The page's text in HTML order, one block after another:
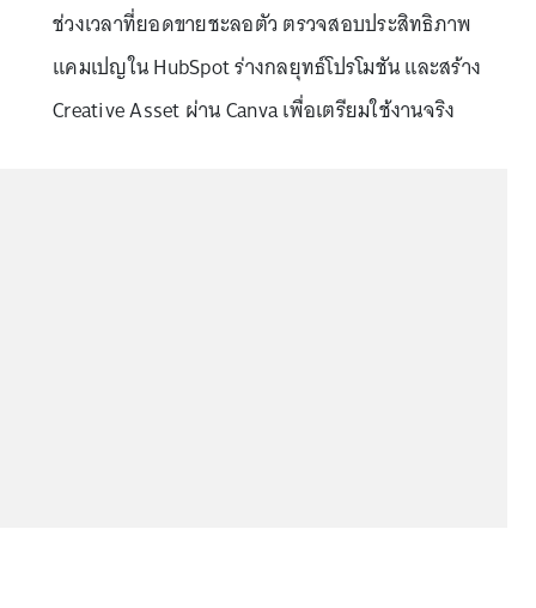
ช่วงเวลาที่ยอดขายชะลอตัว ตรวจสอบประสิทธิภาพ
แคมเปญใน HubSpot ร่างกลยุทธ์โปรโมชัน และสร้าง
Creative Asset ผ่าน Canva เพื่อเตรียมใช้งานจริง